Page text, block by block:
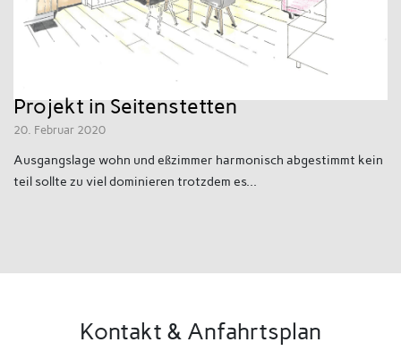
Projekt in Seitenstetten
20. Februar 2020
Ausgangslage wohn und eßzimmer harmonisch abgestimmt kein
teil sollte zu viel dominieren trotzdem es...
Kontakt & Anfahrtsplan